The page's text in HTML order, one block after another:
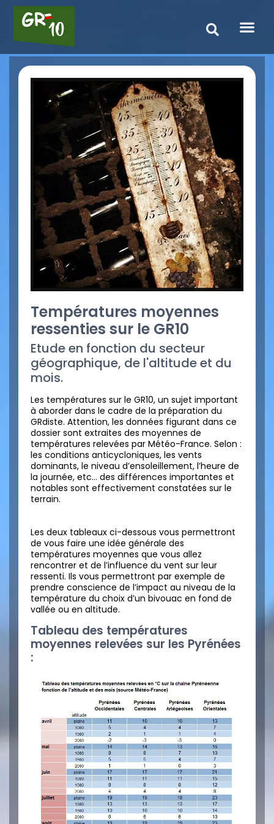
Températures moyennes
ressenties sur le GR10
Etude en fonction du secteur
géographique, de l'altitude et du
mois.
Les températures sur le GR10, un sujet important
à aborder dans le cadre de la préparation du
GRdiste. Attention, les données figurant dans ce
dossier sont extraites des moyennes de
températures relevées par Météo-France. Selon :
les conditions anticycloniques, les vents
dominants, le niveau d’ensoleillement, l’heure de
la journée, etc… des différences importantes et
notables sont effectivement constatées sur le
terrain.
Les deux tableaux ci-dessous vous permettront
de vous faire une idée générale des
températures moyennes que vous allez
rencontrer et de l’influence du vent sur leur
ressenti. Ils vous permettront par exemple de
prendre conscience de l’impact au niveau de la
température du choix d’un bivouac en fond de
vallée ou en altitude.
Tableau des températures
moyennes relevées sur les Pyrénées
: